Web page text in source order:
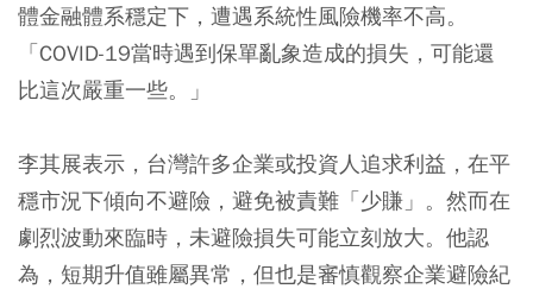
體金融體系穩定下，遭遇系統性風險機率不高。
「COVID-19當時遇到保單亂象造成的損失，可能還
比這次嚴重一些。」
李其展表示，台灣許多企業或投資人追求利益，在平
穩市況下傾向不避險，避免被責難「少賺」。然而在
劇烈波動來臨時，未避險損失可能立刻放大。他認
為，短期升值雖屬異常，但也是審慎觀察企業避險紀